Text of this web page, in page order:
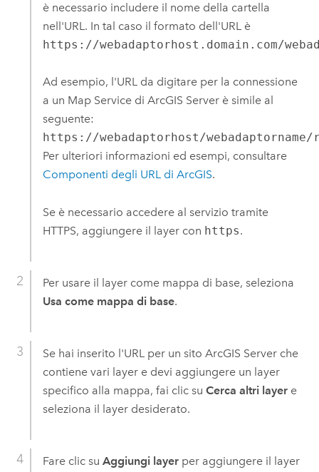
è necessario includere il nome della cartella
nell'URL. In tal caso il formato dell'URL è
https://webadaptorhost.domain.com/
Ad esempio, l'URL da digitare per la connessione
a un Map Service di ArcGIS Serverè simile al
seguente:
https://webadaptorhost/
Per ulteriori informazioni ed esempi, consultare
Componenti degli URL di ArcGIS.
Se è necessario accedere al servizio tramite
HTTPS, aggiungere il layer con https.
Per usare il layer come mappa di base, seleziona
Usa come mappa di base.
Se hai inserito l'URL per un sito ArcGIS Serverche
contiene vari layer e devi aggiungere un layer
specifico alla mappa, fai clic su Cerca altri layere
seleziona il layer desiderato.
Fare clic su Aggiungi layerper aggiungere il layer